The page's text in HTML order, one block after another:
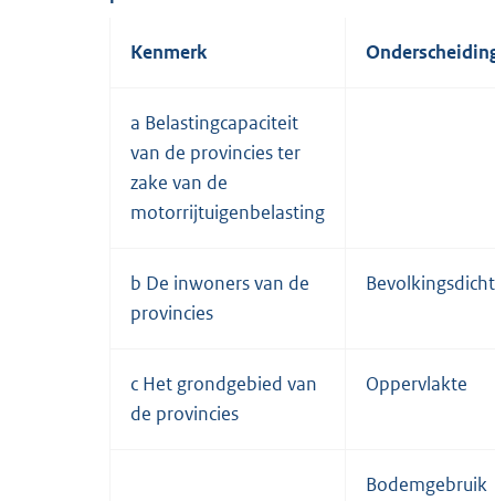
Kenmerk
a Belastingcapaciteit
van de provincies ter
zake van de
motorrijtuigenbelasting
b De inwoners van de
provincies
c Het grondgebied van
de provincies
Oppervlakte
Bodemgebruik